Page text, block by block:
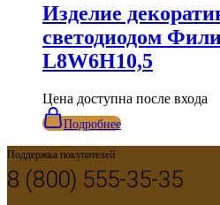
Изделие
светодиодом
L8W6H10,5
Цена доступна после входа
Подробнее
Поддержка покупателей
8 (800) 555-35-35